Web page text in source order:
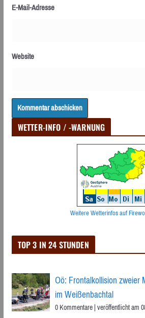
E-Mail-Adresse
Website
WETTER-INFO / -WARNUNG
Weitere Wetterinfos auf
TOP 3 IN 24 STUNDEN
Oö: Frontalkollision zweier
im Weißenbachtal
0 Kommentare|veröffentlicht am